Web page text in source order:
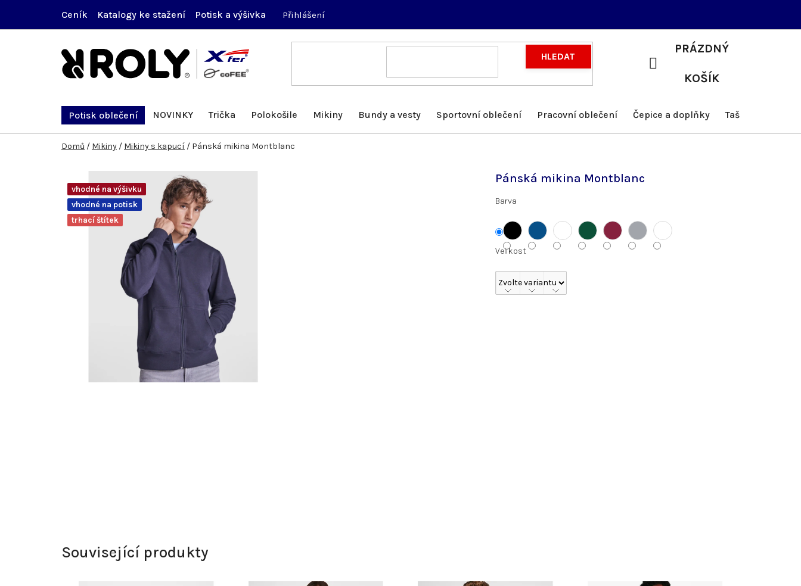
obsah
Ceník Katalogy ke stažení Potisk a výšivka Přihlášení
HLEDAT
NÁKUPNÍ
PRÁZDNÝ
KOŠÍK
Potisk oblečení NOVINKY Trička Polokošile Mikiny Bundy a vesty Sportovní oblečení Pracovní oblečení Čepice a doplňky Tašky a batohy
Domů / Mikiny / Mikiny s kapucí / Pánská mikina Montblanc
Pánská mikina Montblanc
Barva
Velikost
vhodné na výšivku
vhodné na potisk
trhací štítek
Související produkty